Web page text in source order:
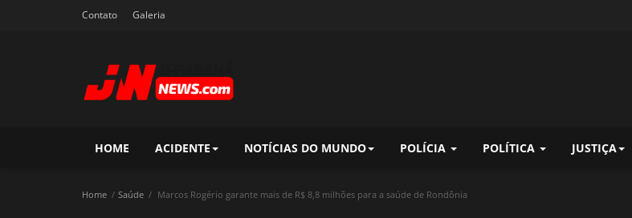
Contato Galeria
HOME ACIDENTE NOTÍCIAS DO MUNDO POLÍCIA POLÍTICA JUSTIÇA
Home Saúde Marcos Rogério garante mais de R$ 8,8 milhões para a saúde de Rondônia